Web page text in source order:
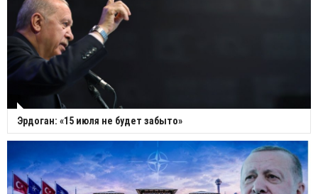
Эрдоган: «15 июля не будет забыто»